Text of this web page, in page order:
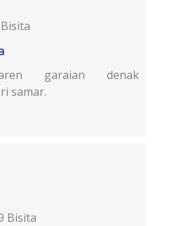
garaian denak
samar.
Bisita